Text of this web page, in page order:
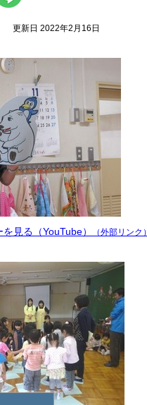
更新日 2022年2月16日
見る（YouTube） （外部リンク）